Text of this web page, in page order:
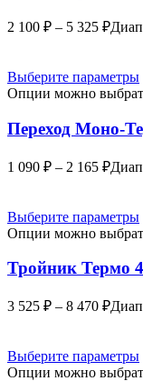
2 100 ₽ – 5 325 ₽
Выберите параметры
Опции можно
Переход Моно-
1 090 ₽ – 2 165 ₽
Выберите параметры
Опции можно
Тройник Термо
3 525 ₽ – 8 470 ₽
Выберите параметры
Опции можно